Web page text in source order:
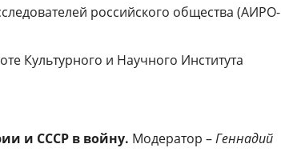
российского общества (АИРО-
Культурного и Научного Института
и СССР в войну. Модератор –Геннадий